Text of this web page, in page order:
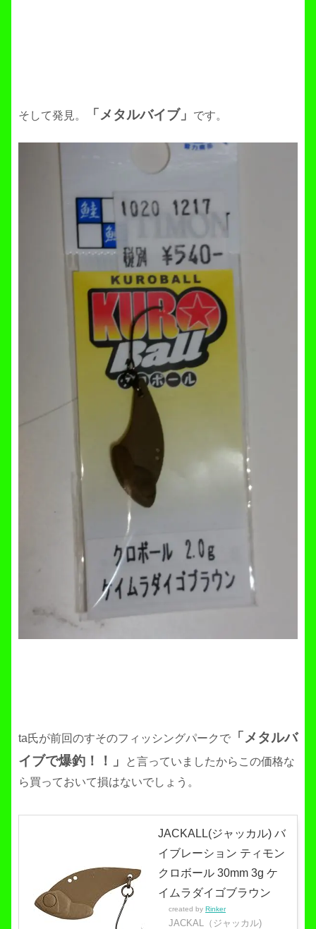
そして発見。 「メタルバイブ」 です。
ta氏が前回のすそのフィッシングパークで
「メタルバ
イブで爆釣！！」
と言っていましたからこの価格な
ら買っておいて損はないでしょう。
JACKALL(ジャッカル) バ
イブレーション ティモン
クロボール 30mm 3g ケ
イムラダイゴブラウン
created by Rinker
JACKAL（ジャッカル)